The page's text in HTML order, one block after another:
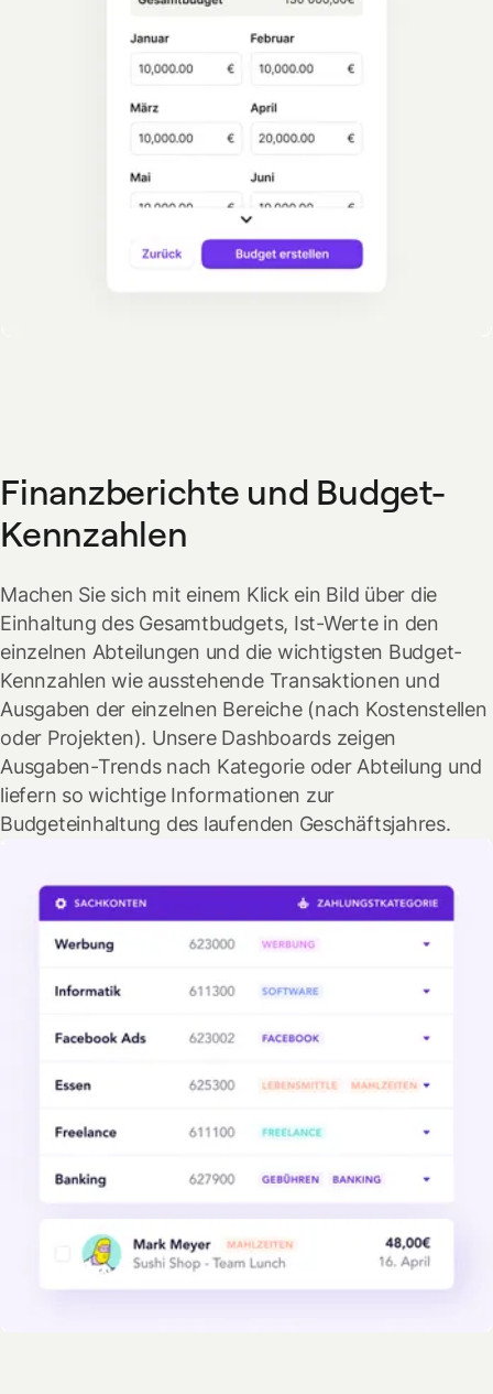
Finanzberichte und Budget-
Kennzahlen
Machen Sie sich mit einem Klick ein Bild über die
Einhaltung des Gesamtbudgets, Ist-Werte in den
einzelnen Abteilungen und die wichtigsten Budget-
Kennzahlen wie ausstehende Transaktionen und
Ausgaben der einzelnen Bereiche (nach Kostenstellen
oder Projekten). Unsere Dashboards zeigen
Ausgaben-Trends nach Kategorie oder Abteilung und
liefern so wichtige Informationen zur
Budgeteinhaltung des laufenden Geschäftsjahres.